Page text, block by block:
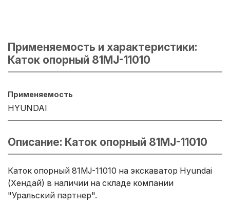
Применяемость и характеристики:
Каток опорный 81MJ-11010
Применяемость
HYUNDAI
Описание: Каток опорный 81MJ-11010
Каток опорный 81MJ-11010 на экскаватор Hyundai
(Хендай) в наличии на складе компании
"Уральский партнер".